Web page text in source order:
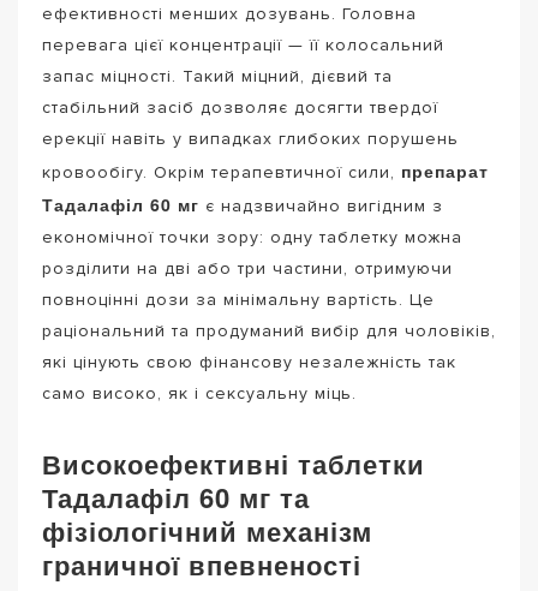
ефективності менших дозувань. Головна
перевага цієї концентрації — її колосальний
запас міцності. Такий міцний, дієвий та
стабільний засіб дозволяє досягти твердої
ерекції навіть у випадках глибоких порушень
кровообігу. Окрім терапевтичної сили, препарат
Тадалафіл 60 мг є надзвичайно вигідним з
економічної точки зору: одну таблетку можна
розділити на дві або три частини, отримуючи
повноцінні дози за мінімальну вартість. Це
раціональний та продуманий вибір для чоловіків,
які цінують свою фінансову незалежність так
само високо, як і сексуальну міць.
Високоефективні таблетки
Тадалафіл 60 мг та
фізіологічний механізм
граничної впевненості